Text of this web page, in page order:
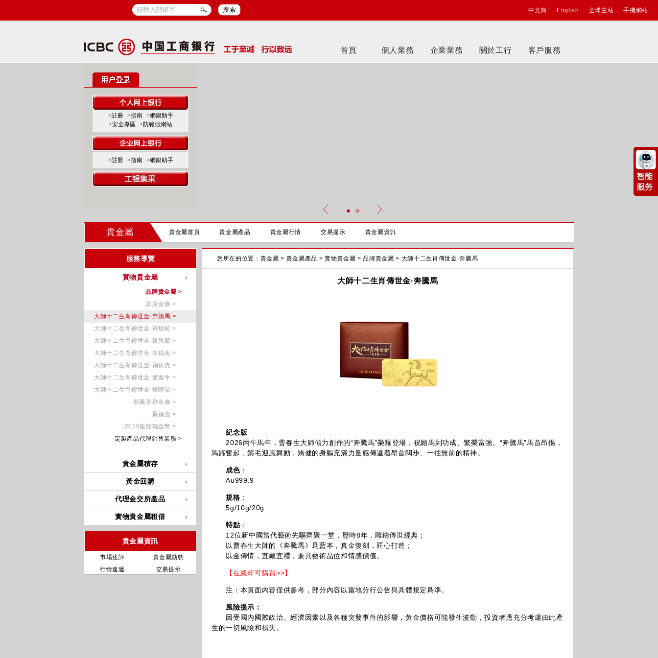
搜索 中文簡 English 全球主站 手機網站
首頁 個人業務 企業業務 關於工行 客戶服務
>註冊 >指南
>網銀助手
>安全專區
>防範假網站
>註冊 >指南 >網銀助手
貴金屬 貴金屬首頁 貴金屬產品 貴金屬行情 交易提示 貴金屬資訊
服務導覽
實物貴金屬
品牌貴金屬 >
如意金條 >
大師十二生肖傳世金·奔騰馬 >
大師十二生肖傳世金·祥瑞蛇 >
大師十二生肖傳世金·復興龍 >
大師十二生肖傳世金·幸福兔 >
大師十二生肖傳世金·福佑虎 >
大師十二生肖傳世金·奮進牛 >
大師十二生肖傳世金·擡頭鼠 >
龍鳳呈祥金條 >
聚福金 >
2026版熊貓金幣 >
定製產品代理銷售業務 >
貴金屬積存
黃金回購
代理金交所產品
實物貴金屬租借
貴金屬資訊
市場述評
貴金屬動態
行情速遞
交易提示
您所在的位置： 貴金屬 > 貴金屬產品 >實物貴金屬 >品牌貴金屬 > 大師十二生肖傳世金·奔騰馬
大師十二生肖傳世金·奔騰馬
紀念版
2026丙午馬年，曹春生大師傾力創作的“奔騰馬”榮耀登場，祝願馬到功成、繁榮富強。“奔騰馬”馬首昂揚，
馬蹄奮起，鬃毛迎風舞動，矯健的身軀充滿力量感傳遞着昂首闊步、一往無前的精神。
成色：
Au999.9
規格 ：
5g/10g/20g
特點：
12位新中國當代藝術先驅齊聚一堂，歷時8年，雕鑄傳世經典；
以曹春生大師的《奔騰馬》爲藍本，真金復刻，匠心打造；
以金傳情，宜藏宜禮，兼具藝術品位和情感價值。
【在線即可購買>>】
注：本頁面內容僅供參考，部分內容以當地分行公告與具體規定爲準。
風險提示：
因受國內國際政治、經濟因素以及各種突發事件的影響，黃金價格可能發生波動，投資者應充分考慮由此產
生的一切風險和損失。